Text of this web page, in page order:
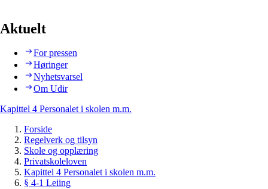
Aktuelt
For pressen
Høringer
Nyhetsvarsel
Om Udir
Kapittel 4 Personalet i skolen m.m.
Forside
Regelverk og tilsyn
Skole og opplæring
Privatskoleloven
Kapittel 4 Personalet i skolen m.m.
§ 4-1 Leiing